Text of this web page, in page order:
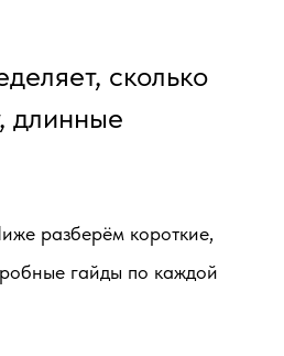
сколько
длинные
разберём короткие,
гайды по каждой